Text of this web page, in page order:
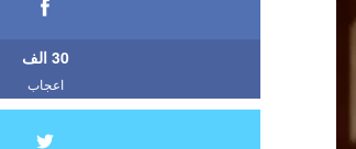
30 الف
اعجاب